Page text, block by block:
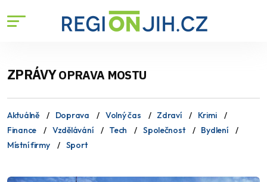
ZPRÁVYOPRAVA MOSTU
Aktuálně Doprava Volný čas Zdraví
Krimi
Finance
Vzdělávání Tech Společnost
Bydlení
Místní firmy
Sport